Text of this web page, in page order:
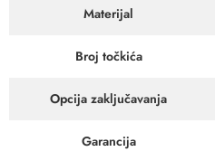
Materijal
Broj točkića
Opcija zaključavanja
Garancija